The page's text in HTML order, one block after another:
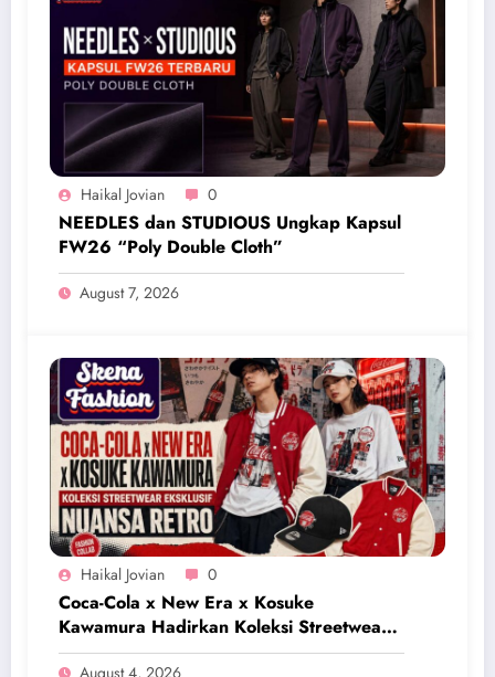
Haikal Jovian 0
NEEDLES dan STUDIOUS Ungkap Kapsul
FW26 “Poly Double Cloth”
August 7, 2026
Haikal Jovian 0
Coca-Cola x New Era x Kosuke
Kawamura Hadirkan Koleksi Streetwear
Eksklusif Bernuansa Retro